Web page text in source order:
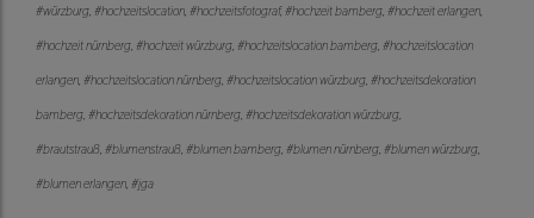
#würzburg, #hochzeitslocation, #hochzeitsfotograf, #hochzeit bamberg, #hochzeit erlangen,
#hochzeit nürnberg, #hochzeit würzburg, #hochzeitslocation bamberg, #hochzeitslocation
erlangen, #hochzeitslocation nürnberg, #hochzeitslocation würzburg, #hochzeitsdekoration
bamberg, #hochzeitsdekoration nürnberg, #hochzeitsdekoration würzburg,
#brautstrauß, #blumenstrauß, #blumen bamberg, #blumen nürnberg, #blumen würzburg,
#blumen erlangen, #jga